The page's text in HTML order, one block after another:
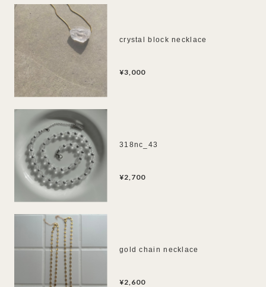
crystal block necklace
¥3,000
318nc_43
¥2,700
gold chain necklace
¥2,600